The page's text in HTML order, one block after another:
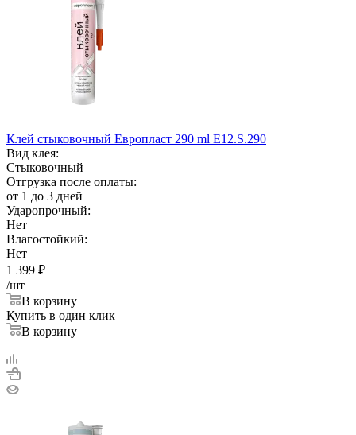
Клей стыковочный Европласт 290 ml E12.S.290
Вид клея:
Стыковочный
Отгрузка после оплаты:
от 1 до 3 дней
Ударопрочный:
Нет
Влагостойкий:
Нет
1 399 ₽
/шт
В корзину
Купить в один клик
В корзину